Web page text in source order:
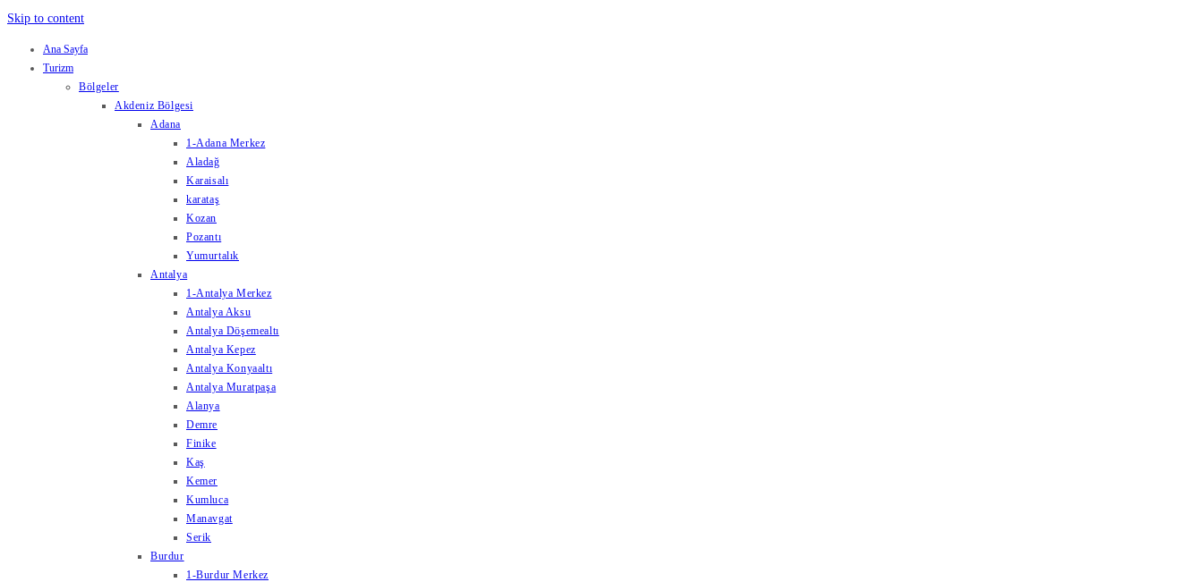
Skip to content
Ana Sayfa
Turizm
Bölgeler
Akdeniz Bölgesi
Adana
1-Adana Merkez
Aladağ
Karaisalı
karataş
Kozan
Pozantı
Yumurtalık
Antalya
1-Antalya Merkez
Antalya Aksu
Antalya Döşemealtı
Antalya Kepez
Antalya Konyaaltı
Antalya Muratpaşa
Alanya
Demre
Finike
Kaş
Kemer
Kumluca
Manavgat
Serik
Burdur
1-Burdur Merkez